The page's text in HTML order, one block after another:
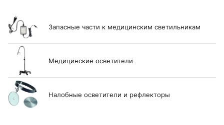
Запасные части к медицинским светильникам
Медицинские осветители
Налобные осветители и рефлекторы